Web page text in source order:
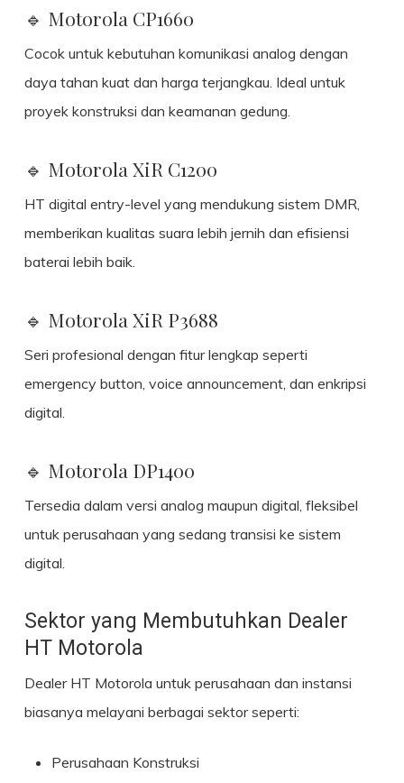
🔹 Motorola CP1660
Cocok untuk kebutuhan komunikasi analog dengan
daya tahan kuat dan harga terjangkau. Ideal untuk
proyek konstruksi dan keamanan gedung.
🔹 Motorola XiR C1200
HT digital entry-level yang mendukung sistem DMR,
memberikan kualitas suara lebih jernih dan efisiensi
baterai lebih baik.
🔹 Motorola XiR P3688
Seri profesional dengan fitur lengkap seperti
emergency button, voice announcement, dan enkripsi
digital.
🔹 Motorola DP1400
Tersedia dalam versi analog maupun digital, fleksibel
untuk perusahaan yang sedang transisi ke sistem
digital.
Sektor yang Membutuhkan Dealer
HT Motorola
Dealer HT Motorola untuk perusahaan dan instansi
biasanya melayani berbagai sektor seperti:
Perusahaan Konstruksi